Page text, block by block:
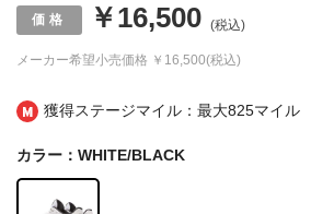
獲得ステージマイル：最大825マイル
メーカー希望小売価格 ￥16,500(税込)
￥16,500 (税込)
カラー：WHITE/BLACK